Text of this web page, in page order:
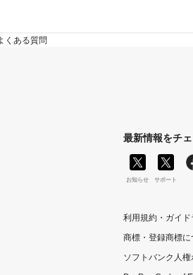
くある質問
最新情報をチェ
お知らせ サポート
利用規約・ガイド
商標・登録商標に
ソフトバンク人権